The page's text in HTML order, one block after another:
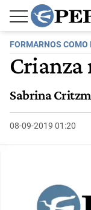
FORMARNOS COMO
Crianza
Sabrina
08-09-2019 01:20